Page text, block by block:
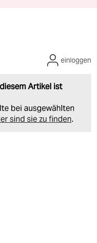
Artikel ist
bei ausgewählten
sind sie zu finden.
einloggen